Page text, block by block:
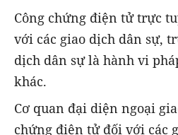
Công chứng điện tử trực
với các giao dịch dân sự,
dịch dân sự là hành vi
khác.
Cơ quan đại diện ngoại
chứng điện tử đối với các